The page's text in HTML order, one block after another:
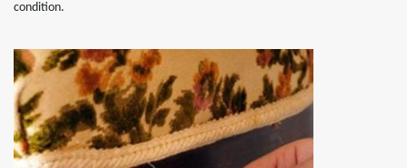
condition.